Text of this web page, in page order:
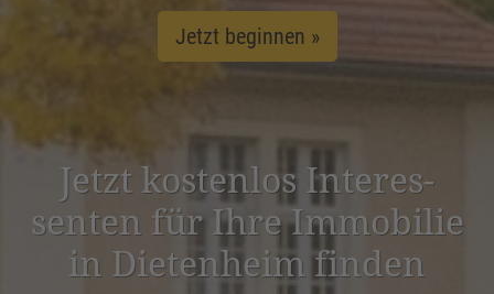
Jetzt beginnen »
Jetzt kostenlos Inter­es­
senten für Ihre Immobilie
in Dieten­heim finden